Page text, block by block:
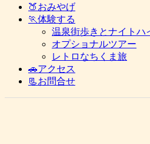
🍑おみやげ
🏃体験する
温泉街歩きとナイトハ
オプショナルツアー
レトロなちくま旅
🚗アクセス
📃お問合せ